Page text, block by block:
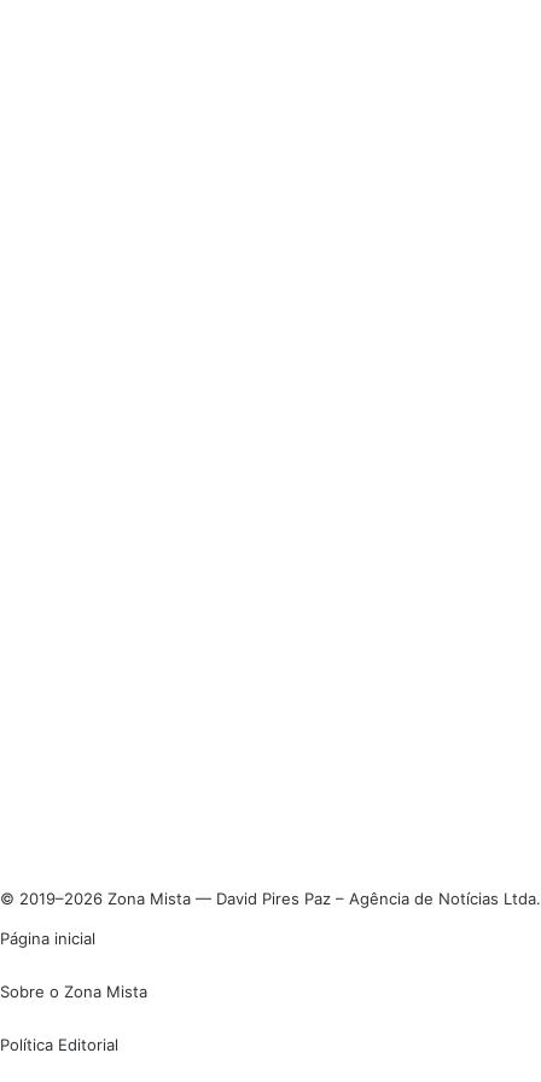
© 2019–2026 Zona Mista — David Pires Paz – Agência de Notícias Ltda.
Página inicial
Sobre o Zona Mista
Política Editorial